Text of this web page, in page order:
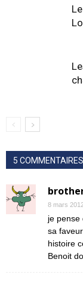
5 COMMENTAIRES
8 mars
je pense
sa
histoire
Benoit